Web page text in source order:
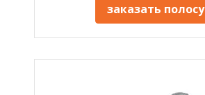
заказать полосу